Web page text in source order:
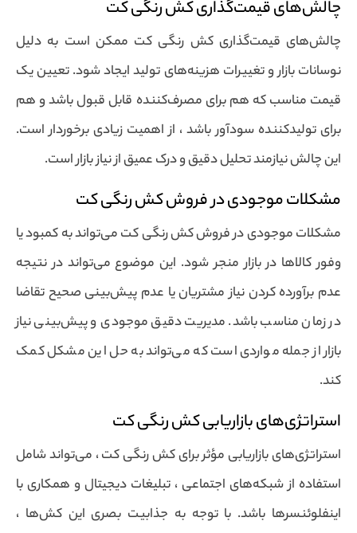
چالش‌های قیمت‌گذاری کش رنگی کت
چالش‌های قیمت‌گذاری کش رنگی کت ممکن است به دلیل
نوسانات بازار و تغییرات هزینه‌های تولید ایجاد شود. تعیین یک
قیمت مناسب که هم برای مصرف‌کننده قابل قبول باشد و هم
برای تولیدکننده سودآور باشد ، از اهمیت زیادی برخوردار است.
این چالش نیازمند تحلیل دقیق و درک عمیق از نیاز بازار است.
مشکلات موجودی در فروش کش رنگی کت
مشکلات موجودی در فروش کش رنگی کت می‌تواند به کمبود یا‌
وفور کالاها در بازار منجر شود. این موضوع می‌تواند در نتیجه
عدم برآورده کردن نیاز مشتریان یا عدم پیش‌بینی صحیح تقاضا
در زمان مناسب باشد. مدیریت دقیق موجودی و پیش‌بینی نیاز
بازار از جمله مواردی است که می‌تواند به حل این مشکل کمک
کند.
استراتژی‌های بازاریابی کش رنگی کت
استراتژی‌های بازاریابی مؤثر برای کش رنگی کت ، می‌تواند شامل
استفاده از شبکه‌های اجتماعی ، تبلیغات دیجیتال و همکاری با
اینفلوئنسرها باشد. با توجه به جذابیت بصری این کش‌ها ،